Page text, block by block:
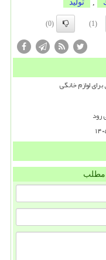
تولید
(1)
(0)
لوازم خانگی
رود
مطلب